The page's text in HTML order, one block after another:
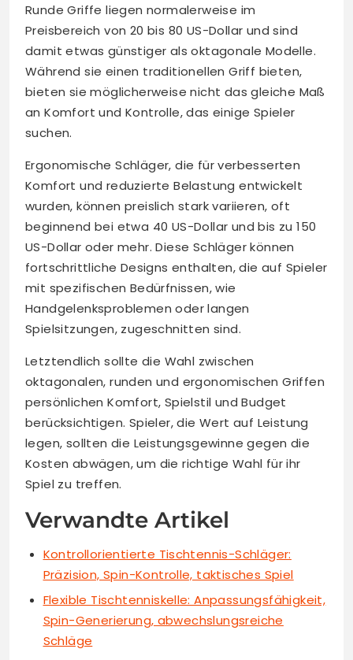
Runde Griffe liegen normalerweise im
Preisbereich von 20 bis 80 US-Dollar und sind
damit etwas günstiger als oktagonale Modelle.
Während sie einen traditionellen Griff bieten,
bieten sie möglicherweise nicht das gleiche Maß
an Komfort und Kontrolle, das einige Spieler
suchen.
Ergonomische Schläger, die für verbesserten
Komfort und reduzierte Belastung entwickelt
wurden, können preislich stark variieren, oft
beginnend bei etwa 40 US-Dollar und bis zu 150
US-Dollar oder mehr. Diese Schläger können
fortschrittliche Designs enthalten, die auf Spieler
mit spezifischen Bedürfnissen, wie
Handgelenksproblemen oder langen
Spielsitzungen, zugeschnitten sind.
Letztendlich sollte die Wahl zwischen
oktagonalen, runden und ergonomischen Griffen
persönlichen Komfort, Spielstil und Budget
berücksichtigen. Spieler, die Wert auf Leistung
legen, sollten die Leistungsgewinne gegen die
Kosten abwägen, um die richtige Wahl für ihr
Spiel zu treffen.
Verwandte Artikel
Kontrollorientierte Tischtennis-Schläger:
Präzision, Spin-Kontrolle, taktisches Spiel
Flexible Tischtenniskelle: Anpassungsfähigkeit,
Spin-Generierung, abwechslungsreiche
Schläge